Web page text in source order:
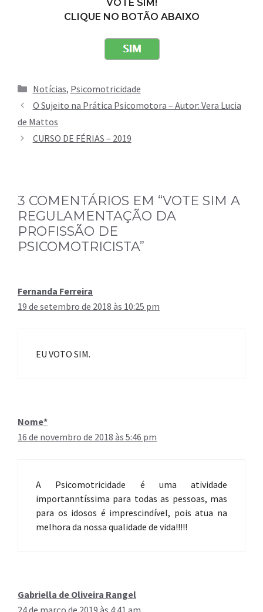
VOTE SIM!
CLIQUE NO BOTÃO ABAIXO
Categorias
Notícias, Psicomotricidade
O Sujeito na Prática Psicomotora – Autor: Vera Lucia
de Mattos
CURSO DE FÉRIAS – 2019
3 COMENTÁRIOS EM “VOTE SIM A
REGULAMENTAÇÃO DA
PROFISSÃO DE
PSICOMOTRICISTA”
Fernanda Ferreira
19 de setembro de 2018 às 10:25 pm
EU VOTO SIM.
Nome*
16 de novembro de 2018 às 5:46 pm
A Psicomotricidade é uma atividade
importanntíssima para todas as pessoas, mas
para os idosos é imprescindível, pois atua na
melhora da nossa qualidade de vida!!!!!
Gabriella de Oliveira Rangel
24 de março de 2019 às 4:41 am